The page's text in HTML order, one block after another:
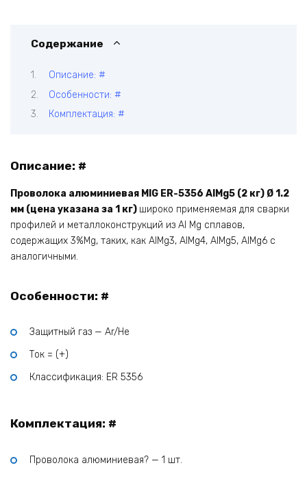
Содержание
Описание: #
Особенности: #
Комплектация: #
Описание: #
Проволока алюминиевая MIG ER-5356 AlMg5 (2 кг) Ø 1.2
мм (цена указана за 1 кг) широко применяемая для сварки
профилей и металлоконструкций из Al Mg сплавов,
содержащих 3%Mg, таких, как AlMg3, AlMg4, AlMg5, AlMg6 с
аналогичными.
Особенности: #
Защитный газ — Ar/He
Ток = (+)
Классификация: ER 5356
Комплектация: #
Проволока алюминиевая? — 1 шт.